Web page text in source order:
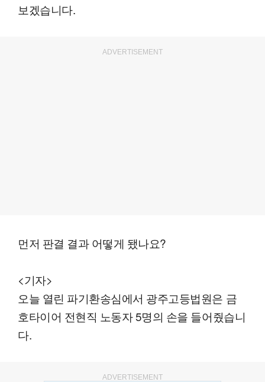
보겠습니다.
ADVERTISEMENT
먼저 판결 결과 어떻게 됐나요?
<기자>
오늘 열린 파기환송심에서 광주고등법원은 금
호타이어 전현직 노동자 5명의 손을 들어줬습니
다.
ADVERTISEMENT